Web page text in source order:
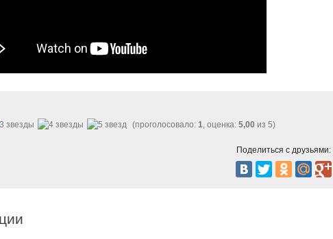
(проголосовало: 1, оценка: 5,00 из 5)
Поделиться с друзьями: